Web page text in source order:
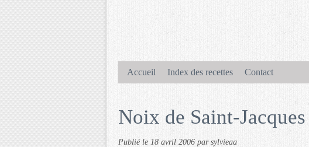
Accueil Index des recettes Contact
Noix de Saint-
Publié le 18 avril 2006 par sylvieaa